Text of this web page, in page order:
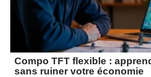
Compo TFT flexible :
sans ruiner votre économie